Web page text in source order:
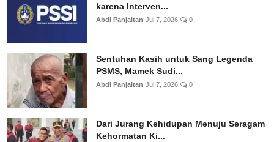
karena Interven...
Abdi Panjaitan Jul 7, 2026 0
Sentuhan Kasih untuk Sang Legenda
PSMS, Mamek Sudi...
Abdi Panjaitan Jul 7, 2026 0
Dari Jurang Kehidupan Menuju Seragam
Kehormatan Ki...